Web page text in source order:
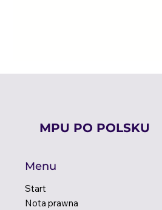
Menu
Start
Nota prawna
MPU PO POLSKU